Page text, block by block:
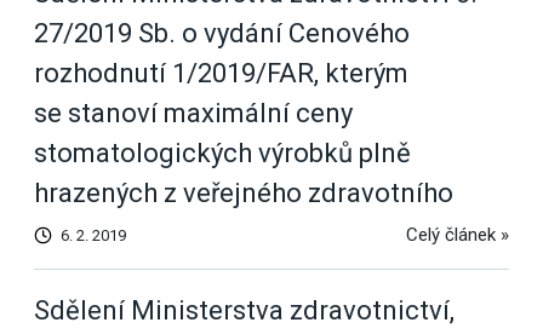
27/2019 Sb. o vydání Cenového
rozhodnutí 1/2019/FAR, kterým
se stanoví maximální ceny
stomatologických výrobků plně
hrazených z veřejného zdravotního
6. 2. 2019 Celý článek »
Sdělení Ministerstva zdravotnictví,